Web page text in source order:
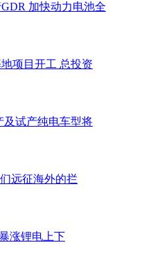
加快动力电池全
项目开工 总投资
及试产纯电车型将
远征海外的拦
涨锂电上下